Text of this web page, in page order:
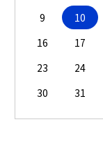
9
10
16
17
23
24
30
31